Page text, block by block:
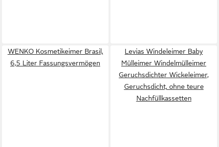
WENKO Kosmetikeimer Brasil,
6,5 Liter Fassungsvermögen
Levias Windeleimer Baby
Mülleimer Windelmülleimer
Geruchsdichter Wickeleimer,
Geruchsdicht, ohne teure
Nachfüllkassetten